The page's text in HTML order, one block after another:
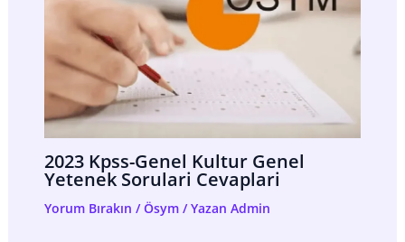
2023 Kpss-Genel Kultur Genel
Yetenek Sorulari Cevaplari
Yorum Bırakın /Ösym/ Yazan Admin